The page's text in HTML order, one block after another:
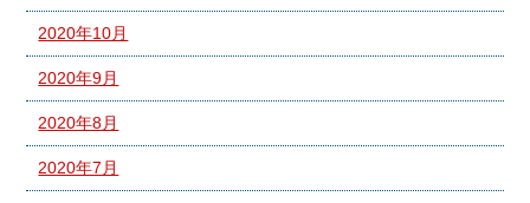
2020年10月
2020年9月
2020年8月
2020年7月